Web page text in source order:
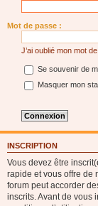
Mot de passe :
J’ai oublié mon mot
Se souvenir de
Masquer mon
INSCRIPTION
Vous devez être
rapide et vous offre de
forum peut accorder
inscrits. Avant de vous